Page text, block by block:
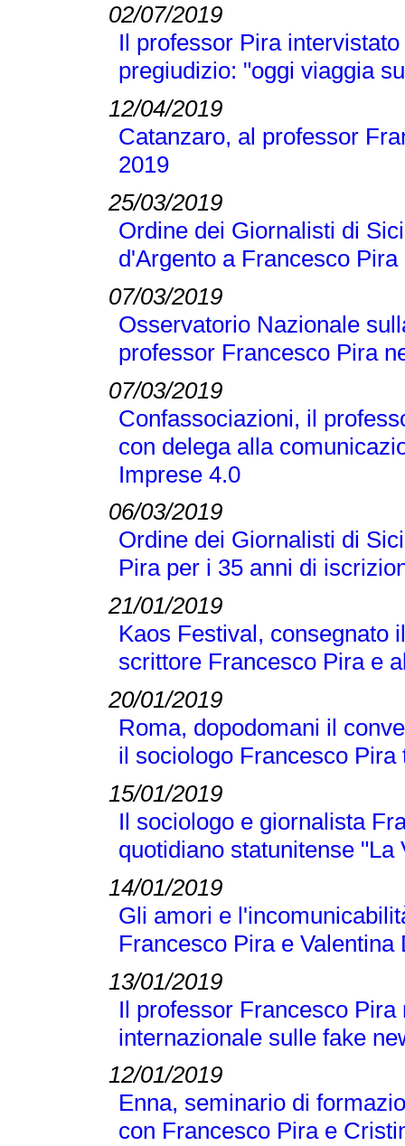
02/07/2019
Il professor Pira
pregiudizio: "oggi viaggia
12/04/2019
Catanzaro, al professor
2019
25/03/2019
Ordine dei Giornalisti di
d'Argento a Francesco Pira
07/03/2019
Osservatorio Nazionale
professor Francesco Pira
07/03/2019
Confassociazioni, il
con delega alla
Imprese 4.0
06/03/2019
Ordine dei Giornalisti di
Pira per i 35 anni di
21/01/2019
Kaos Festival, consegnato
scrittore Francesco Pira e
20/01/2019
Roma, dopodomani il
il sociologo Francesco Pira
15/01/2019
Il sociologo e giornalista
quotidiano statunitense "La
14/01/2019
Gli amori e
Francesco Pira e Valentina
13/01/2019
Il professor Francesco
internazionale sulle fake
12/01/2019
Enna, seminario di
con Francesco Pira e